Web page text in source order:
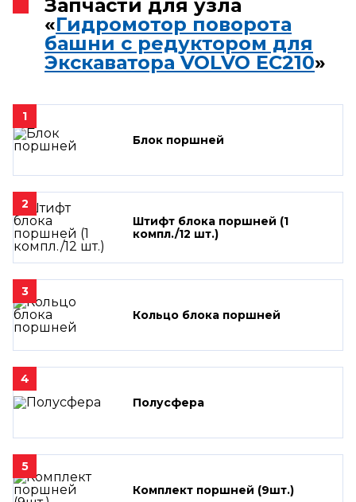
Запчасти для узла
«Гидромотор поворота
башни с редуктором для
Экскаватора VOLVO EC210»
1
Блок поршней
2
Штифт блока поршней (1
компл./12 шт.)
3
Кольцо блока поршней
4
Полусфера
5
Комплект поршней (9шт.)